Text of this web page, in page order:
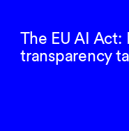
The EU AI
transparency